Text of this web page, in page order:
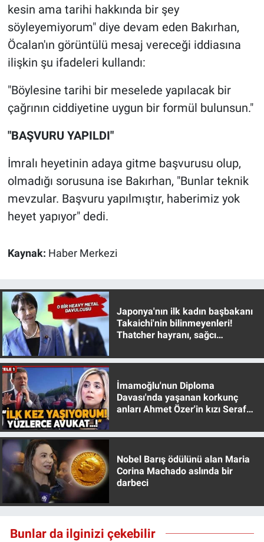
kesin ama tarihi hakkında bir şey
söyleyemiyorum" diye devam eden Bakırhan,
Öcalan'ın görüntülü mesaj vereceği iddiasına
ilişkin şu ifadeleri kullandı:
"Böylesine tarihi bir meselede yapılacak bir
çağrının ciddiyetine uygun bir formül bulunsun."
"BAŞVURU YAPILDI"
İmralı heyetinin adaya gitme başvurusu olup,
olmadığı sorusuna ise Bakırhan, "Bunlar teknik
mevzular. Başvuru yapılmıştır, haberimiz yok
heyet yapıyor" dedi.
Kaynak: Haber Merkezi
Japonya'nın ilk kadın başbakanı
Takaichi'nin bilinmeyenleri!
Thatcher hayranı, sağcı
İmamoğlu'nun Diploma
Davası'nda yaşanan korkunç
anları Ahmet Özer'in kızı Seraf
Nobel Barış ödülünü alan Maria
Corina Machado aslında bir
darbeci
Bunlar da ilginizi çekebilir
Popüler
Sağlık
Spor
Teknoloji
Türkiye'nin Geleceği
Yerel Gündem
Yerel Yaşam
Canlı Yayın